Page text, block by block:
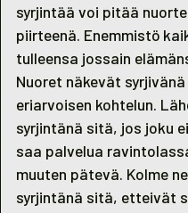
syrjintää voi pitää
piirteenä. Enemmistö
tulleensa jossain
Nuoret näkevät
eriarvoisen kohtelun.
syrjintänä sitä, jos joku
saa palvelua
muuten pätevä. Kolme
syrjintänä sitä, etteivät